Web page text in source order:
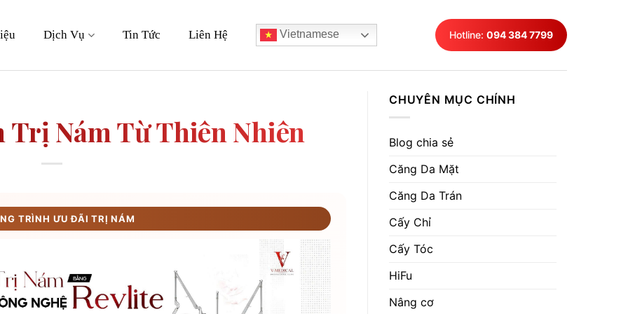
Dịch Vụ Tin Tức Liên Hệ Vietnamese Hotline: 094 384 7799
Trị Nám Từ Thiên Nhiên
TRÌNH ƯU ĐÃI TRỊ NÁM
CHUYÊN MỤC CHÍNH
Blog chia sẻ
Căng Da Mặt
Căng Da Trán
Cấy Chỉ
Cấy Tóc
HiFu
Nâng cơ